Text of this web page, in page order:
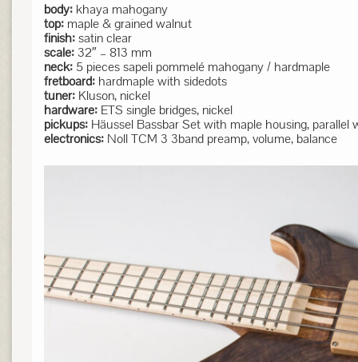
body: khaya mahogany
top: maple & grained walnut
finish:satin clear
scale: 32″ – 813 mm
neck: 5 pieces sapeli pommelé mahogany / hardmaple
fretboard: hardmaple with sidedots
tuner: Kluson, nickel
hardware: ETS single bridges, nickel
pickups: Häussel Bassbar Set with maple housing, parallel
electronics: Noll TCM 3 3band preamp, volume, balance